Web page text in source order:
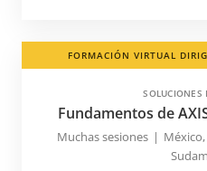
FORMACIÓN VIRTUAL
SOLUCIONES
Fundamentos de
Muchas sesiones |